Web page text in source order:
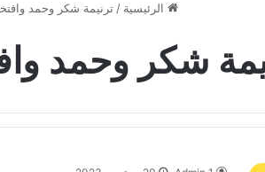
الرئيسية / ترنيمة شكر وحمد
شكر وحمد